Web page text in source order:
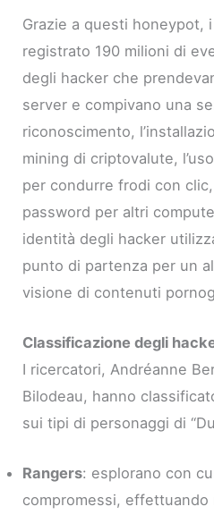
Grazie a questi honeypot,
registrato 190 milioni di
degli hacker che
server e compivano una
riconoscimento,
mining di criptovalute,
per condurre frodi con
password per altri
identità degli hacker
punto di partenza per un
visione di contenuti
Classificazione degli
I ricercatori, Andréanne
Bilodeau, hanno
sui tipi di personaggi di
Rangers: esplorano con
compromessi,